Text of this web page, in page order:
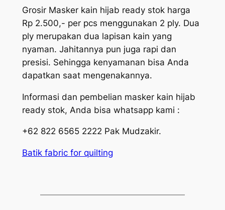
Grosir Masker kain hijab ready stok harga
Rp 2.500,- per pcs menggunakan 2 ply. Dua
ply merupakan dua lapisan kain yang
nyaman. Jahitannya pun juga rapi dan
presisi. Sehingga kenyamanan bisa Anda
dapatkan saat mengenakannya.
Informasi dan pembelian masker kain hijab
ready stok, Anda bisa whatsapp kami :
+62 822 6565 2222 Pak Mudzakir.
Batik fabric for quilting